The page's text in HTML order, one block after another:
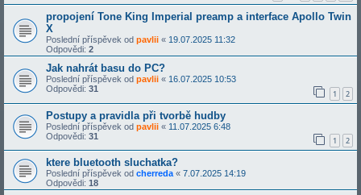
propojení Tone King Imperial preamp a interface Apollo Twin
X
Poslední příspěvek od pavlii « 19.07.2025 11:32
Odpovědi: 2
Jak nahrát basu do PC?
Poslední příspěvek od pavlii « 16.07.2025 10:53
Odpovědi: 31 1 2
Postupy a pravidla při tvorbě hudby
Poslední příspěvek od pavlii « 11.07.2025 6:48
Odpovědi: 31 1 2
ktere bluetooth sluchatka?
Poslední příspěvek od cherreda « 7.07.2025 14:19
Odpovědi: 18